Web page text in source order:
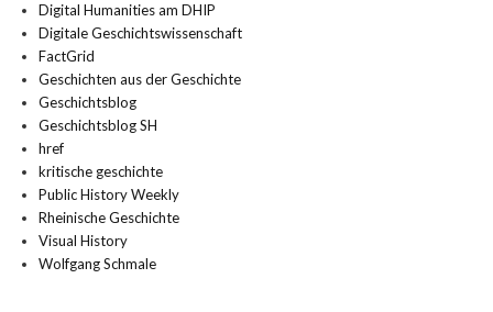
Digital Humanities am DHIP
Digitale Geschichtswissenschaft
FactGrid
Geschichten aus der Geschichte
Geschichtsblog
Geschichtsblog SH
href
kritische geschichte
Public History Weekly
Rheinische Geschichte
Visual History
Wolfgang Schmale